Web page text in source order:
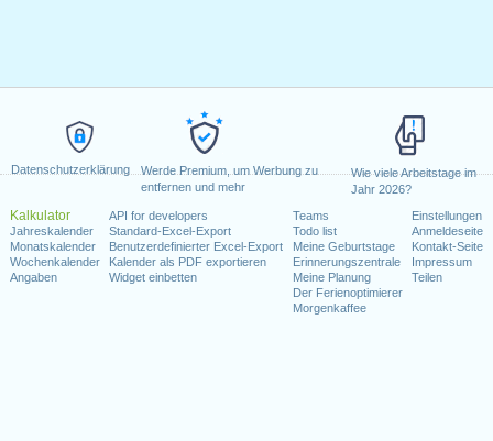
Datenschutzerklärung
Werde Premium, um Werbung zu
entfernen und mehr
Wie viele Arbeitstage im
Jahr 2026?
Kalkulator
Jahreskalender
Monatskalender
Wochenkalender
Angaben
API for developers
Standard-Excel-Export
Benutzerdefinierter Excel-Export
Kalender als PDF exportieren
Widget einbetten
Teams
Todo list
Meine Geburtstage
Erinnerungszentrale
Meine Planung
Der Ferienoptimierer
Morgenkaffee
Einstellungen
Anmeldeseite
Kontakt-Seite
Impressum
Teilen